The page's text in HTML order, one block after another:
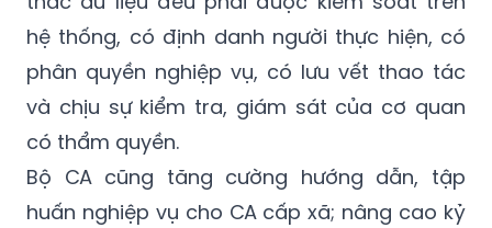
hệ thống, có định danh người thực hiện, có
phân quyền nghiệp vụ, có lưu vết thao tác
và chịu sự kiểm tra, giám sát của cơ quan
có thẩm quyền.
Bộ CA cũng tăng cường hướng dẫn, tập
huấn nghiệp vụ cho CA cấp xã; nâng cao kỷ